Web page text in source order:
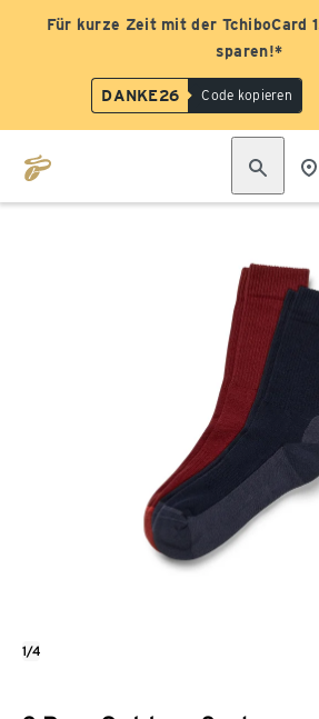
Für kurze Zeit mit der TchiboCard
sparen!*
DANKE26 Code kopieren
1/4